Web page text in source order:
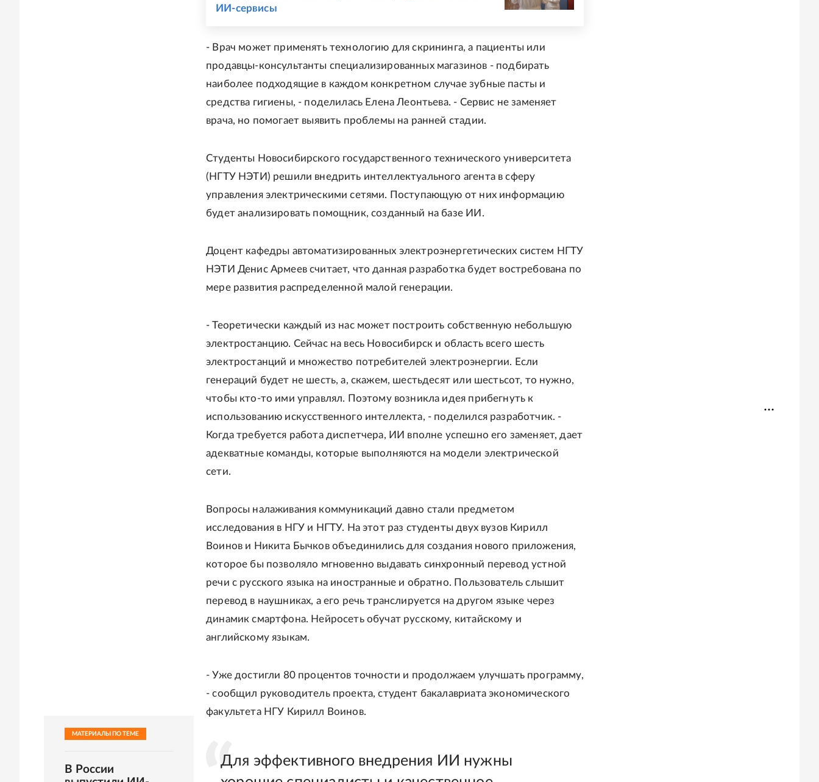
МАТЕРИАЛЫ ПО ТЕМЕ
В России
ИИ-сервисы
- Врач может применять технологию для скрининга, а пациенты или
продавцы-консультанты специализированных магазинов - подбирать
наиболее подходящие в каждом конкретном случае зубные пасты и
средства гигиены, - поделилась Елена Леонтьева. - Сервис не заменяет
врача, но помогает выявить проблемы на ранней стадии.
Студенты Новосибирского государственного технического университета
(НГТУ НЭТИ) решили внедрить интеллектуального агента в сферу
управления электрическими сетями. Поступающую от них информацию
будет анализировать помощник, созданный на базе ИИ.
Доцент кафедры автоматизированных электроэнергетических систем НГТУ
НЭТИ Денис Армеев считает, что данная разработка будет востребована по
мере развития распределенной малой генерации.
- Теоретически каждый из нас может построить собственную небольшую
электростанцию. Сейчас на весь Новосибирск и область всего шесть
электростанций и множество потребителей электроэнергии. Если
генераций будет не шесть, а, скажем, шестьдесят или шестьсот, то нужно,
чтобы кто-то ими управлял. Поэтому возникла идея прибегнуть к
использованию искусственного интеллекта, - поделился разработчик. -
Когда требуется работа диспетчера, ИИ вполне успешно его заменяет, дает
адекватные команды, которые выполняются на модели электрической
сети.
Вопросы налаживания коммуникаций давно стали предметом
исследования в НГУ и НГТУ. На этот раз студенты двух вузов Кирилл
Воинов и Никита Бычков объединились для создания нового приложения,
которое бы позволяло мгновенно выдавать синхронный перевод устной
речи с русского языка на иностранные и обратно. Пользователь слышит
перевод в наушниках, а его речь транслируется на другом языке через
динамик смартфона. Нейросеть обучат русскому, китайскому и
английскому языкам.
- Уже достигли 80 процентов точности и продолжаем улучшать программу,
- сообщил руководитель проекта, студент бакалавриата экономического
факультета НГУ Кирилл Воинов.
Для эффективного внедрения ИИ нужны